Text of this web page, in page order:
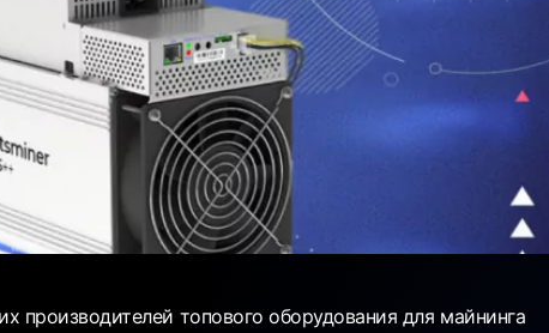
производителей топового оборудования для майнинга